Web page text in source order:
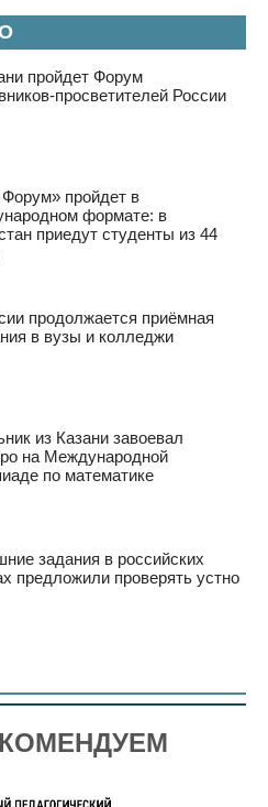
пройдет Форум
просветителей России
Форум» пройдет в
формате: в
приедут студенты из 44
продолжается приёмная
в вузы и колледжи
из Казани завоевал
на Международной
по математике
задания в российских
предложили проверять устно